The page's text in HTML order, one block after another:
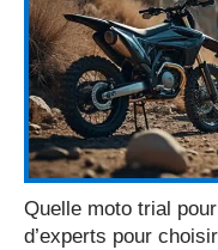
Quelle moto trial
d’experts pour